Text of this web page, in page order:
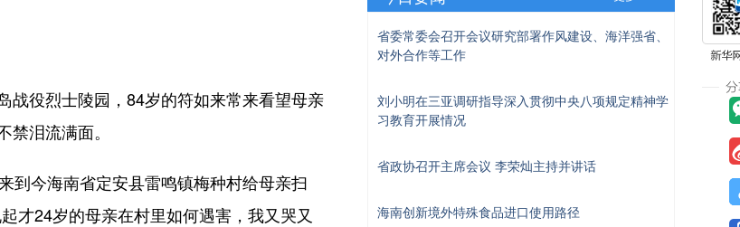
役烈士陵园，84岁的符如来常来看望母亲
泪流满面。
今海南省定安县雷鸣镇梅种村给母亲扫
才24岁的母亲在村里如何遇害，我又哭又
省委常委会召开会议研究部署作风建设、海洋强省、
对外合作等工作
刘小明在三亚调研指导深入贯彻中央八项规定精神学
习教育开展情况
省政协召开主席会议 李荣灿主持并讲话
海南创新境外特殊食品进口使用路径